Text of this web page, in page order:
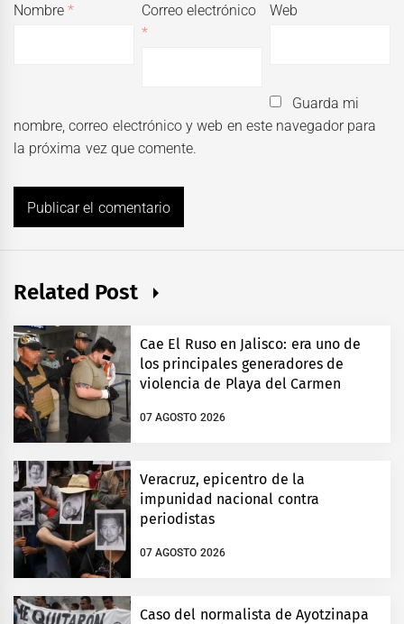
Nombre*
Correo electrónico
*
Web
Guarda mi
nombre, correo electrónico y web en este navegador para
la próxima vez que comente.
Related Post
Cae El Ruso en Jalisco: era uno de
los principales generadores de
violencia de Playa del Carmen
07 AGOSTO 2026
Veracruz, epicentro de la
impunidad nacional contra
periodistas
07 AGOSTO 2026
Caso del normalista de Ayotzinapa